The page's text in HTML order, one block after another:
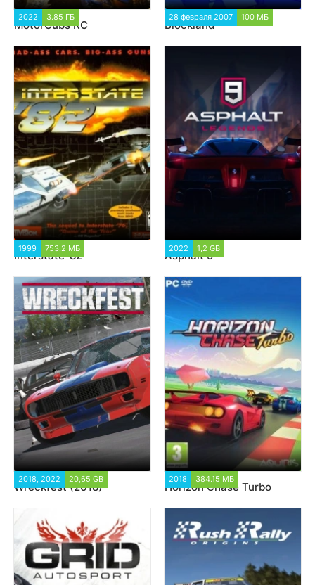
2022 3.85 ГБ
MotorCubs RC
28 февраля 2007
100 МБ
Blockland
1999 753.2 МБ
Interstate '82
2022 1,2 GB
Asphalt 9
2018, 2022 20,65 GB
Wreckfest (2018)
2018 384.15 МБ
Horizon Chase Turbo